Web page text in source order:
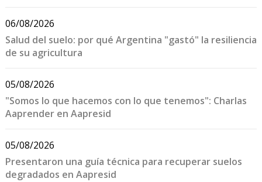
06/08/2026
Salud del suelo: por qué Argentina "gastó" la resiliencia
de su agricultura
05/08/2026
"Somos lo que hacemos con lo que tenemos": Charlas
Aaprender en Aapresid
05/08/2026
Presentaron una guía técnica para recuperar suelos
degradados en Aapresid